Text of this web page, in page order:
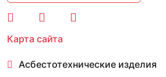
Карта сайта
Асбестотехнические изделия